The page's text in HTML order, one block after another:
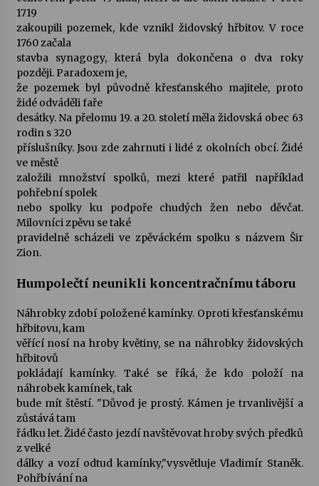
Letní koncerty ve Stromovce: Rufus Miller
22. 7. 2026
Vysočinka
14. 7. 2026
13. 7. 2026
Varhanní recitál Michala Novenka v Klášteře
3. 7. 2026
Petr Adamec – Malovaný svět
30. 6. 2026
1719
zakoupili pozemek, kde vznikl židovský hřbitov. V roce
1760 začala
stavba synagogy, která byla dokončena o dva roky
později. Paradoxem je,
že pozemek byl původně křesťanského majitele, proto
židé odváděli faře
desátky. Na přelomu 19. a 20. století měla židovská obec 63
rodin s 320
příslušníky. Jsou zde zahrnuti i lidé z okolních obcí. Židé
ve městě
založili množství spolků, mezi které patřil například
pohřební spolek
nebo spolky ku podpoře chudých žen nebo děvčat.
Milovníci zpěvu se také
pravidelně scházeli ve zpěváckém spolku s názvem Šir
Zion.
Humpolečtí neunikli koncentračnímu táboru
Náhrobky zdobí položené kamínky. Oproti křesťanskému
hřbitovu, kam
věřící nosí na hroby květiny, se na náhrobky židovských
hřbitovů
pokládají kamínky. Také se říká, že kdo položí na
náhrobek kamínek, tak
bude mít štěstí. "Důvod je prostý. Kámen je trvanlivější a
zůstává tam
řádku let. Židé často jezdí navštěvovat hroby svých předků
z velké
dálky a vozí odtud kamínky,"vysvětluje Vladimír Staněk.
Pohřbívání na